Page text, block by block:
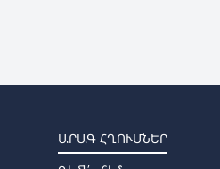
ԱՐԱԳ ՀՂՈՒՄՆԵՐ